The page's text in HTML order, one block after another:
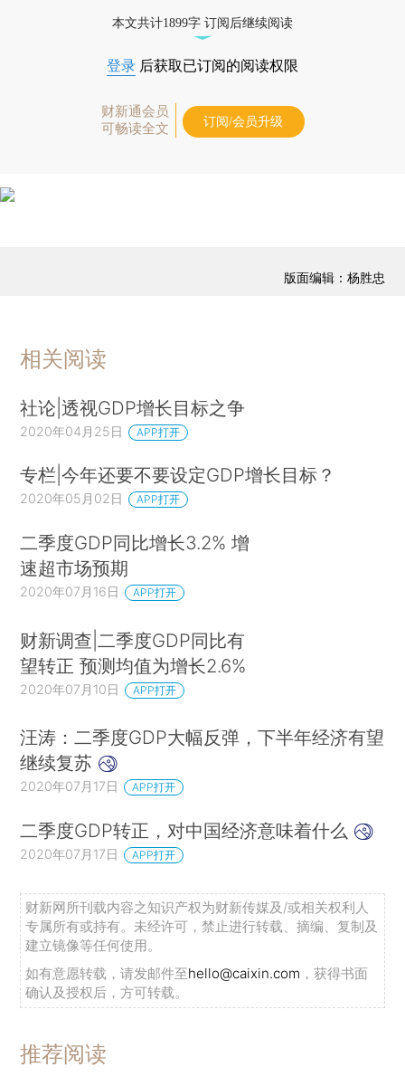
本文共计1899字 订阅后继续阅读
登录 后获取已订阅的阅读权限
财新通会员
可畅读全文
订阅/会员升级
版面编辑：杨胜忠
相关阅读
社论|透视GDP增长目标之争
2020年04月25日 APP打开
专栏|今年还要不要设定GDP增长目标？
2020年05月02日 APP打开
二季度GDP同比增长3.2% 增
速超市场预期
2020年07月16日 APP打开
财新调查|二季度GDP同比有
望转正 预测均值为增长2.6%
2020年07月10日 APP打开
汪涛：二季度GDP大幅反弹，下半年经济有望
继续复苏
2020年07月17日 APP打开
二季度GDP转正，对中国经济意味着什么
2020年07月17日 APP打开
财新网所刊载内容之知识产权为财新传媒及/或相关权利人
专属所有或持有。未经许可，禁止进行转载、摘编、复制及
建立镜像等任何使用。
如有意愿转载，请发邮件至hello@caixin.com ，获得书面
确认及授权后，方可转载。
推荐阅读